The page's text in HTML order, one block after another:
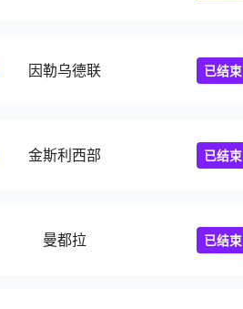
因勒乌德联 已结束
金斯利西部 已结束
曼都拉 已结束